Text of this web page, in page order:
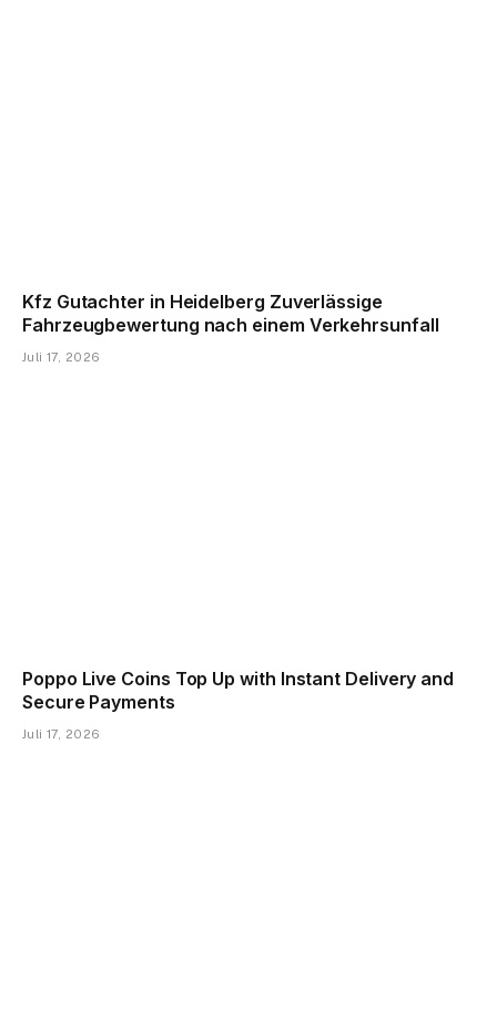
Kfz Gutachter in Heidelberg Zuverlässige
Fahrzeugbewertung nach einem Verkehrsunfall
Juli 17, 2026
Poppo Live Coins Top Up with Instant Delivery and
Secure Payments
Juli 17, 2026